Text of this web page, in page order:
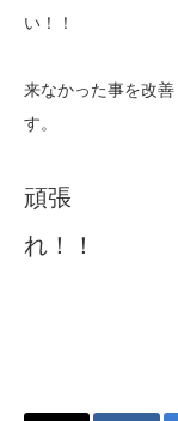
1％
来なかった事を改
す。 きっ
頑張